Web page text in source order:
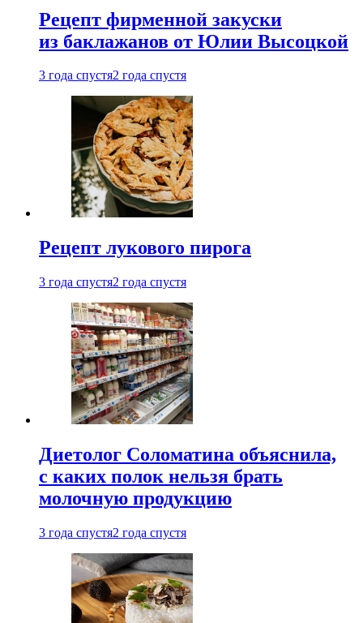
Рецепт фирменной закуски
из баклажанов от Юлии Высоцкой
3 года спустя2 года спустя
Рецепт лукового пирога
3 года спустя2 года спустя
Диетолог Соломатина объяснила,
с каких полок нельзя брать
молочную продукцию
3 года спустя2 года спустя